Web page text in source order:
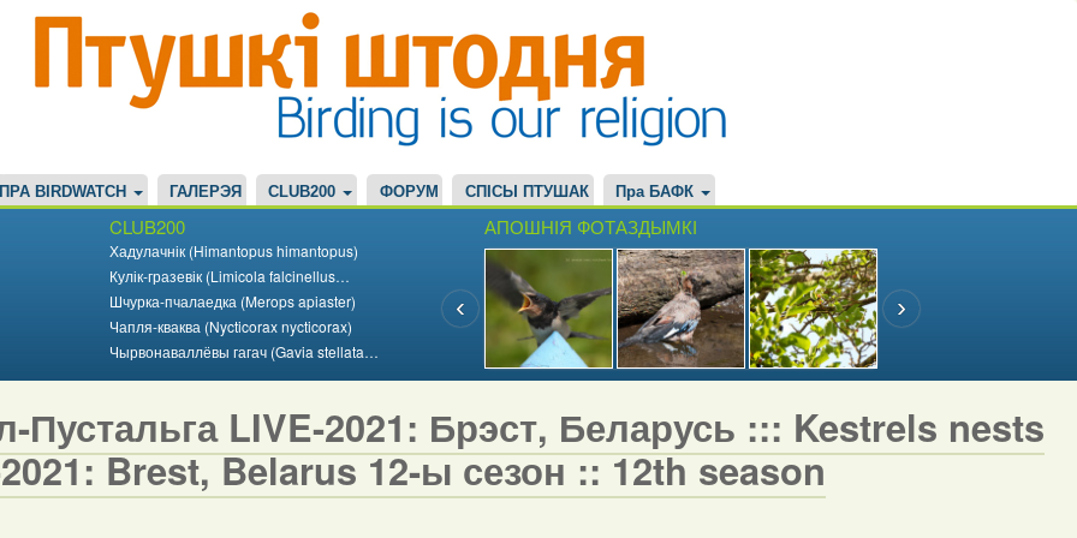
ПРА BIRDWATCH ГАЛЕРЭЯ CLUB200 ФОРУМ СПІСЫ ПТУШАК Пра БАФК
CLUB200
Хадулачнік (Himantopus himantopus)
Кулік-гразевік (Limicola falcinellus…
Шчурка-пчалаедка (Merops apiaster)
Чапля-кваква (Nycticorax nycticorax)
Чырвонаваллёвы гагач (Gavia stellata…
АПОШНІЯ ФОТАЗДЫМКІ
Пустальга LIVE-2021: Брэст, Беларусь ::: Kestrels nests
Brest, Belarus 12-ы сезон :: 12th season